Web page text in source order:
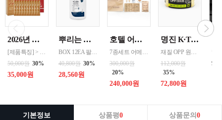
2026년 설명절 선물세트 [정관장] 홍삼기보데일리스틱 10ml*10포
[제품특징] > 120여 년 노하우로 재배된 6년근 홍과 제조기술로 추출 > 100% 계약재배를 통한 6년근 인삼 > 430여 가지의까다로운 품질 검사 > 액상형 농축액으로 음용이 쉬움 [제품성분] > 덱스트린, 정제수, 홍삼농축액(6년근, 고형분 64%, 홍삼성분 70mg/g 이상, 국산) 6.5%, 녹용추출액(뉴질랜드산), 식물혼합농축액(작약
50,000원 30%
35,000원
뿌리는 락스세제(욕실용) 1,000ml 12개 한박스단위 판매
BOX 12EA 팔레트 0.0123 원산지 한국 BARCODE 8809367760815
40,800원 30%
28,560원
호텔 어메니티 여행용 세면도구 50세트 대박스로만 판매 친환경 트레블세트 해외여행준비물 여행세트 일회용세면도구 어메니티세트
7종세트 어메니티 단체
300,000원
20%
240,000원
명진 K·T OPP테이프 80M(투명) 48mmx80M 50개 한박스단위 판매
재질 OPP 원산지 한국 BARCODE 8809357185789
112,000원
35%
72,800원
기본정보 상품평0 상품문의0